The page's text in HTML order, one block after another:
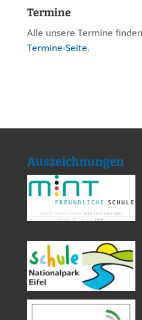
Termine
Alle unsere Termine
Termine-Seite.
Auszeichnungen